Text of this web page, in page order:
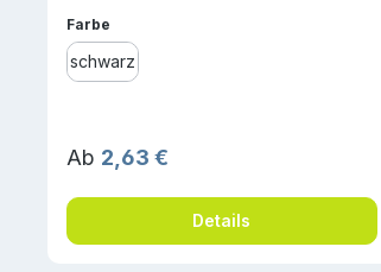
Farbe
schwarz
Regulärer Preis:
Ab 2,63 €
Details